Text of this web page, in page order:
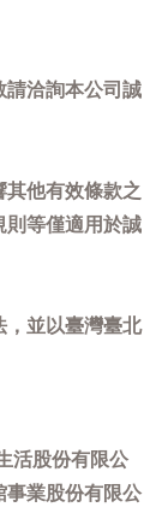
請洽詢本公司誠
其他有效條款之
則等僅適用於誠
，並以臺灣臺北
活股份有限公
事業股份有限公